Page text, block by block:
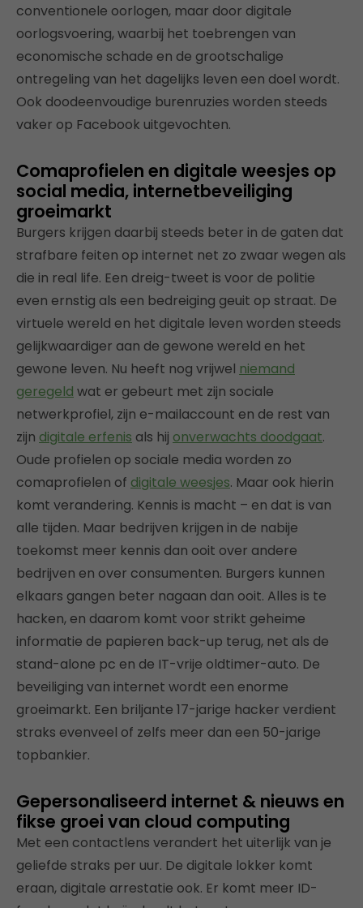
conventionele oorlogen, maar door digitale
oorlogsvoering, waarbij het toebrengen van
economische schade en de grootschalige
ontregeling van het dagelijks leven een doel wordt.
Ook doodeenvoudige burenruzies worden steeds
vaker op Facebook uitgevochten.
Comaprofielen en digitale weesjes op
social media, internetbeveiliging
groeimarkt
Burgers krijgen daarbij steeds beter in de gaten dat
strafbare feiten op internet net zo zwaar wegen als
die in real life. Een dreig-tweet is voor de politie
even ernstig als een bedreiging geuit op straat. De
virtuele wereld en het digitale leven worden steeds
gelijkwaardiger aan de gewone wereld en het
gewone leven. Nu heeft nog vrijwel niemand
geregeld wat er gebeurt met zijn sociale
netwerkprofiel, zijn e-mailaccount en de rest van
zijn digitale erfenis als hij onverwachts doodgaat.
Oude profielen op sociale media worden zo
comaprofielen of digitale weesjes. Maar ook hierin
komt verandering. Kennis is macht – en dat is van
alle tijden. Maar bedrijven krijgen in de nabije
toekomst meer kennis dan ooit over andere
bedrijven en over consumenten. Burgers kunnen
elkaars gangen beter nagaan dan ooit. Alles is te
hacken, en daarom komt voor strikt geheime
informatie de papieren back-up terug, net als de
stand-alone pc en de IT-vrije oldtimer-auto. De
beveiliging van internet wordt een enorme
groeimarkt. Een briljante 17-jarige hacker verdient
straks evenveel of zelfs meer dan een 50-jarige
topbankier.
Gepersonaliseerd internet & nieuws en
fikse groei van cloud computing
Met een contactlens verandert het uiterlijk van je
geliefde straks per uur. De digitale lokker komt
eraan, digitale arrestatie ook. Er komt meer ID-